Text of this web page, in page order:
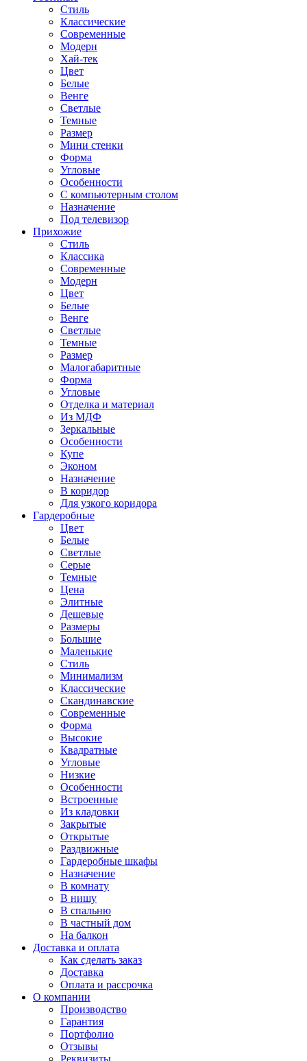
Стиль
Классические
Современные
Модерн
Хай-тек
Цвет
Белые
Венге
Светлые
Темные
Размер
Мини стенки
Форма
Угловые
Особенности
С компьютерным столом
Назначение
Под телевизор
Прихожие
Стиль
Классика
Современные
Модерн
Цвет
Белые
Венге
Светлые
Темные
Размер
Малогабаритные
Форма
Угловые
Отделка и материал
Из МДФ
Зеркальные
Особенности
Купе
Эконом
Назначение
В коридор
Для узкого коридора
Гардеробные
Цвет
Белые
Светлые
Серые
Темные
Цена
Элитные
Дешевые
Размеры
Большие
Маленькие
Стиль
Минимализм
Классические
Скандинавские
Современные
Форма
Высокие
Квадратные
Угловые
Низкие
Особенности
Встроенные
Из кладовки
Закрытые
Открытые
Раздвижные
Гардеробные шкафы
Назначение
В комнату
В нишу
В спальню
В частный дом
На балкон
Доставка и оплата
Как сделать заказ
Доставка
Оплата и рассрочка
О компании
Производство
Гарантия
Портфолио
Отзывы
Реквизиты